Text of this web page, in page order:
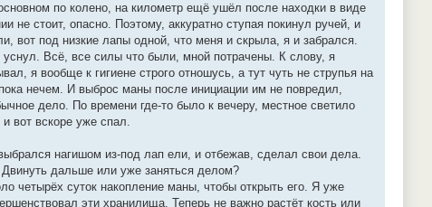
по колено, на километр ещё ушёл после находки в виде
не стоит, опасно. Поэтому, аккуратно ступая покинул ручей, и
вот под низкие лапы одной, что меня и скрыла, я и забрался.
Всё, все силы что были, мной потрачены. К слову, я
я вообще к гигиене строго отношусь, а тут чуть не струпья на
нечем. И выброс маны после инициации им не повредил,
дело. По времени где-то было к вечеру, местное светило
вот вскоре уже спал.
нагишом из-под лап ели, и отбежав, сделал свои дела.
дальше или уже заняться делом?
четырёх суток накопление маны, чтобы открыть его. Я уже
эти хранилища. Теперь не важно растёт кость или